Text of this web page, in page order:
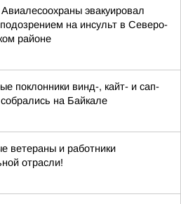
эвакуировал
подозрением на инсульт в Северо-
районе
поклонники винд-, кайт- и сап-
на Байкале
ветераны и работники
отрасли!